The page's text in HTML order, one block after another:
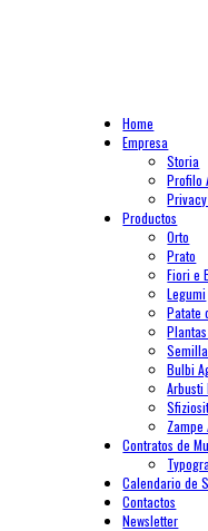
Home
Empresa
Storia
Profilo
Productos
Orto
Prato
Fiori e
Legumi
Patate
Bulbi
Arbusti
Zampe
Contratos de
Calendario de
Contactos
Newsletter